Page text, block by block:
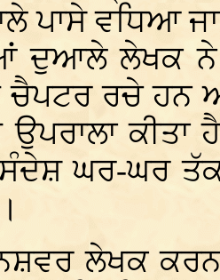
ਪਾਸੇ ਵਧਿਆ
ਦੁਆਲੇ ਲੇਖਕ
ਰਚੇ ਹਨ
ਉਪਰਾਲਾ
ਸੰਦੇਸ਼ ਘਰ-ਘਰ
ਲੇਖਕ